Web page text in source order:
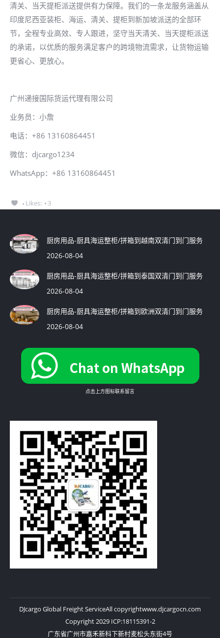
清关、当天提柜派送提供有力保障。我们的一条龙服务涵盖从
印度尼西亚装柜、海运、清关、提柜到新加坡派送的全部环
节，全程专业高效、专人跟进，坚守当天清关、当天提柜派送
的承诺，以优质的服务满足客户的跨境物流需求，让货物运输
更省心、更放心。
广州递接国际货运代理有限公司
业务员：小詹
电话：+86 13160864451
微信：djcargo1234
WhatsApp：+86 13160864451
Likes: 3
厨房用品-厨具海运整柜/拼箱到越南双清门到门服务
2026-08-04
厨房用品-厨具海运整柜/拼箱到泰国双清门到门服务
2026-08-04
厨房用品-厨具海运整柜/拼箱到欧洲双清门到门服务
2026-08-04
点击上方图标联系留言
DJcargo Global Freight ServiceAll copyrightwww.djcargocn.com
Copyright 2029 ICP:18115391-2
广东省广州市嘉禾新科下新村麦松头东街4号